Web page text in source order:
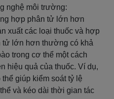
nghệ môi trường:
hợp phân tử lớn hơn
xuất các loại thuốc và hợp
tử lớn hơn thường có khả
trong cơ thể một cách
hiệu quả của thuốc. Ví dụ,
giúp kiểm soát tỷ lệ
và kéo dài thời gian tác